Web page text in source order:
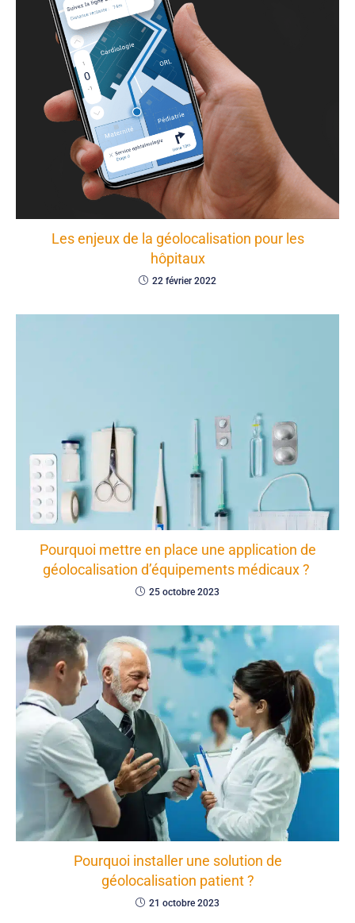
Les enjeux de la géolocalisation pour les
hôpitaux
22 février 2022
Pourquoi mettre en place une application de
géolocalisation d’équipements médicaux ?
25 octobre 2023
Pourquoi installer une solution de
géolocalisation patient ?
21 octobre 2023